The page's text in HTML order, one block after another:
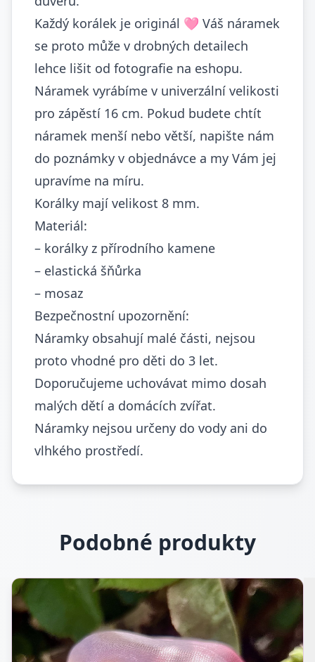
Každý korálek je originál 🩷 Váš náramek
se proto může v drobných detailech
lehce lišit od fotografie na eshopu.
Náramek vyrábíme v univerzální velikosti
pro zápěstí 16 cm. Pokud budete chtít
náramek menší nebo větší, napište nám
do poznámky v objednávce a my Vám jej
upravíme na míru.
Korálky mají velikost 8 mm.
Materiál:
– korálky z přírodního kamene
– elastická šňůrka
– mosaz
Bezpečnostní upozornění:
Náramky obsahují malé části, nejsou
proto vhodné pro děti do 3 let.
Doporučujeme uchovávat mimo dosah
malých dětí a domácích zvířat.
Náramky nejsou určeny do vody ani do
vlhkého prostředí.
Podobné produkty